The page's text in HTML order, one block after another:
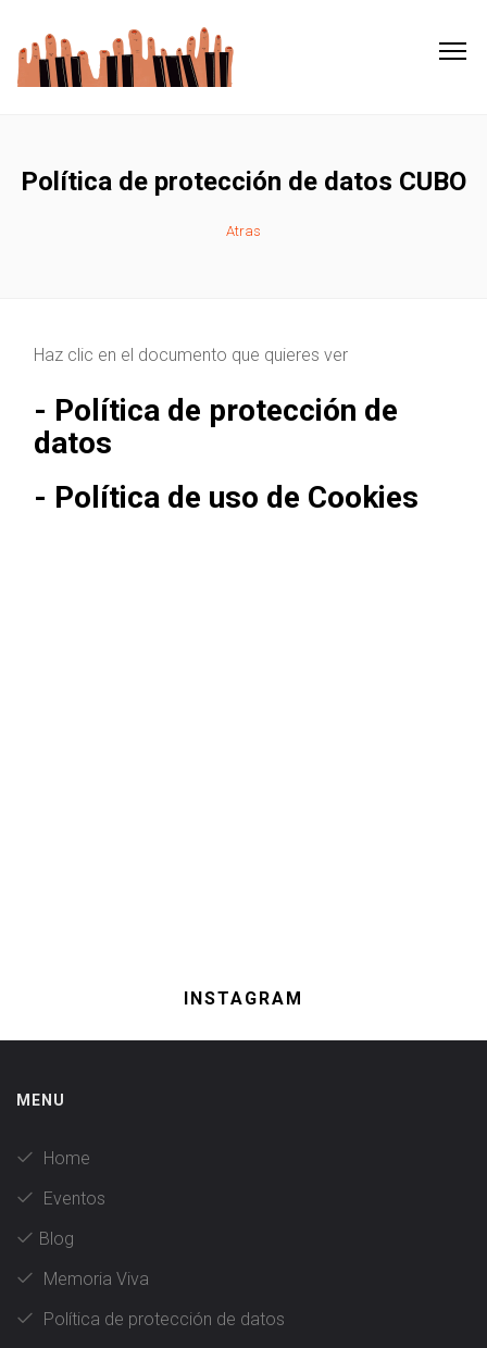
Política de protección de datos CUBO
Atras
Haz clic en el documento que quieres ver
- Política de protección de
datos
- Política de uso de Cookies
INSTAGRAM
MENU
Home
Eventos
Blog
Memoria Viva
Política de protección de datos